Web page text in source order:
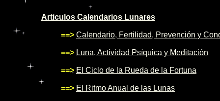
Articulos Calendarios Lunares
==> Calendario, Fertilidad, Prevención y
==> Luna, Actividad Psíquica y Meditación
==> El Ciclo de la Rueda de la Fortuna
==> El Ritmo Anual de las Lunas